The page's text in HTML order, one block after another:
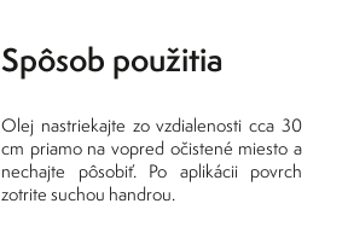
Spôsob použitia
Olej nastriekajte zo vzdialenosti cca 30
cm priamo na vopred očistené miesto a
nechajte pôsobiť. Po aplikácii povrch
zotrite suchou handrou.